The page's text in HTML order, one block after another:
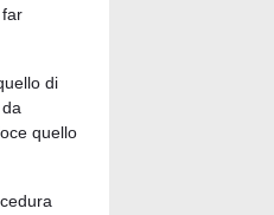
di
quello